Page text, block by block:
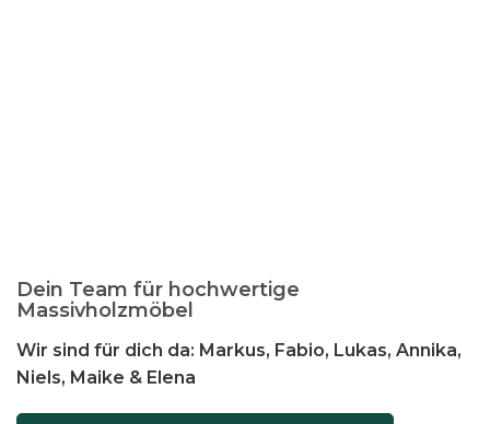
Dein Team für hochwertige
Massivholzmöbel
Wir sind für dich da: Markus, Fabio, Lukas, Annika,
Niels, Maike & Elena